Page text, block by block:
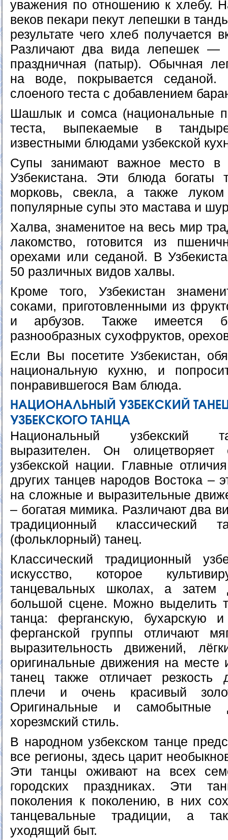
уважения по отношению к хлебу.
веков пекари пекут лепешки в
результате чего хлеб получается
Различают два вида лепешек —
праздничная (патыр). Обычная
на воде, покрывается седаной.
слоеного теста с добавлением
Шашлык и сомса (национальные
теста, выпекаемые в
известными блюдами узбекской
Супы занимают важное место в
Узбекистана. Эти блюда богаты
морковь, свекла, а также
популярные супы это мастава и
Халва, знаменитое на весь мир
лакомство, готовится из
орехами или седаной. В
50 различных видов халвы.
Кроме того, Узбекистан
соками, приготовленными из
и арбузов. Также имеется
разнообразных сухофруктов,
Если Вы посетите Узбекистан,
национальную кухню, и
понравившегося Вам блюда.
НАЦИОНАЛЬНЫЙ УЗБЕКСКИЙ
УЗБЕКСКОГО ТАНЦА
Национальный узбекский
выразителен. Он
узбекской нации. Главные
других танцев народов Востока –
на сложные и выразительные
– богатая мимика. Различают два
традиционный классический
(фольклорный) танец.
Классический традиционный
искусство, которое
танцевальных школах, а затем
большой сцене. Можно выделить
танца: ферганскую, бухарскую
ферганской группы отличают
выразительность движений,
оригинальные движения на месте
танец также отличает резкость
плечи и очень красивый
Оригинальные и самобытные
хорезмский стиль.
В народном узбекском танце
все регионы, здесь царит
Эти танцы оживают на всех
городских праздниках. Эти
поколения к поколению, в них
танцевальные традиции, а
уходящий быт.